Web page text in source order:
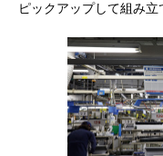
ピックアップして組み立